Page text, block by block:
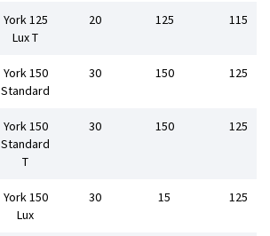
York 125
Lux T
20 125 115
York 150
Standard
30 150 125
York 150
Standard
T
30 150 125
York 150
Lux
30 15 125